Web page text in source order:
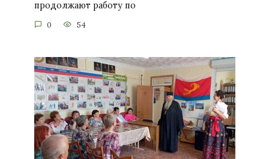
продолжают работу по
0 54